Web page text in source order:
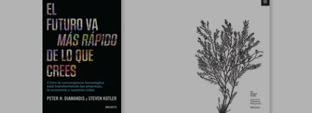
45%
dcto.
45%
dcto.